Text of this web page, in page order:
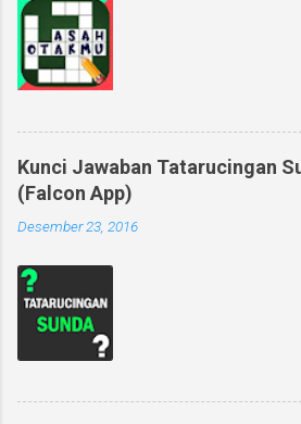
Kunci Jawaban Tatarucingan
(Falcon App)
Desember 23, 2016